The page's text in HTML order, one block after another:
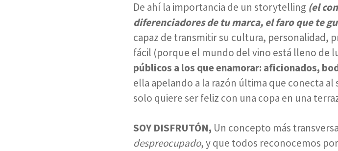
De ahí la importancia de un storytelling (el
diferenciadores de tu marca, el faro que te
capaz de transmitir su cultura, personalidad,
fácil (porque el mundo del vino está lleno de
públicos a los que enamorar: aficionados,
ella apelando a la razón última que conecta
solo quiere ser feliz con una copa en una
SOY DISFRUTÓN, Un concepto más
despreocupado, y que todos reconocemos